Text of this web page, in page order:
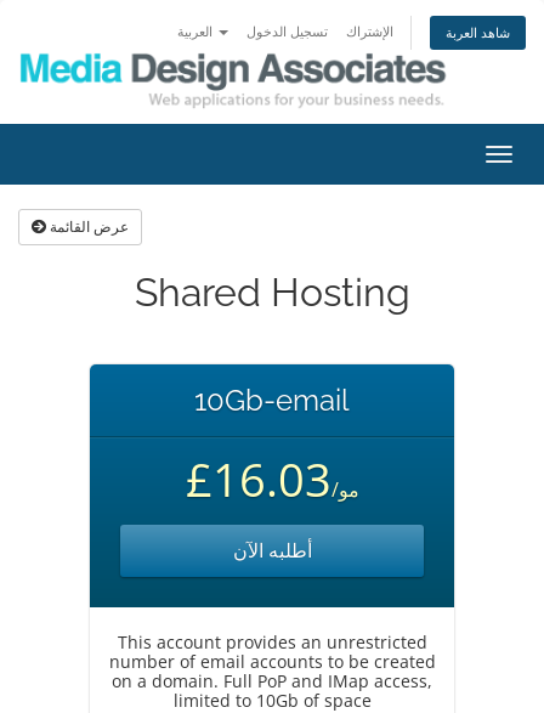
تسجيل الدخول الإشتراك شاهد العربة
تبديل
التنقل
عرض القائمة
Shared Hosting
10Gb-email
£16.03 /مو
أطلبه الآن
This account provides an unrestricted
number of email accounts to be created
on a domain. Full PoP and IMap access,
limited to 10Gb of space